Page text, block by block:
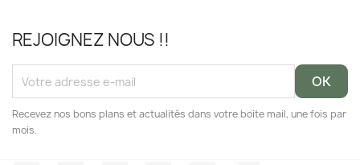
REJOIGNEZ NOUS !!
Recevez nos bons plans et actualités dans votre boite mail, une fois par
mois.